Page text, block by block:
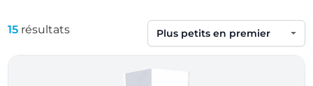
15 résultats
Trier par